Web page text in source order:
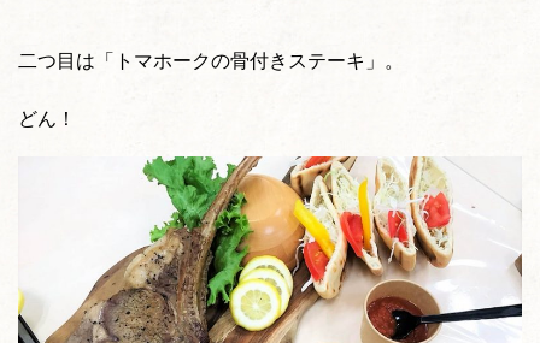
二つ目は「トマホークの骨付きステーキ」。
どん！